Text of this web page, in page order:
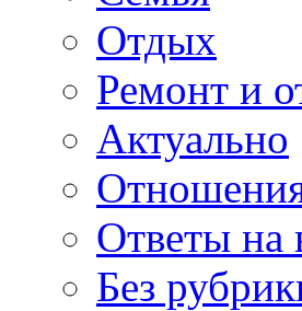
Отдых
Ремонт и
Актуально
Ответы на
Без